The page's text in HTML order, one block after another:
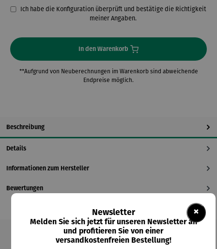
Ich habe die Konfiguration überprüft und bestätige die Richtigkeit
meiner Angaben.
In den Warenkorb
**Aufgrund von Neuberechnungen im Warenkorb sind abweichende
Endpreise möglich.
Beschreibung
Details
Informationen zum Hersteller
Bewertungen
Produktgalerie überspringen
×
Newsletter
Melden Sie sich jetzt für unseren Newsletter an
und profitieren Sie von einer
versandkostenfreien Bestellung!